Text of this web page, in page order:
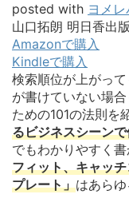
posted with ヨメレ
山口拓朗 明日香出
Amazonで購入
Kindleで購入
検索順位が上がっ
が書けていない場
ための101の法則を
るビジネスシーン
でもわかりやすく書
フィット、キャッ
プレート」はあらゆ